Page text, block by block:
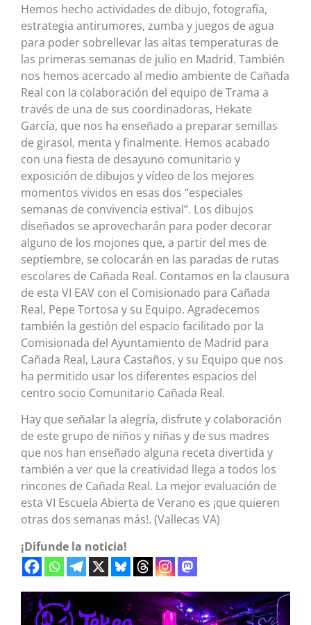
Hemos hecho actividades de dibujo, fotografía,
estrategia antirumores, zumba y juegos de agua
para poder sobrellevar las altas temperaturas de
las primeras semanas de julio en Madrid. También
nos hemos acercado al medio ambiente de Cañada
Real con la colaboración del equipo de Trama a
través de una de sus coordinadoras, Hekate
García, que nos ha enseñado a preparar semillas
de girasol, menta y finalmente. Hemos acabado
con una fiesta de desayuno comunitario y
exposición de dibujos y vídeo de los mejores
momentos vividos en esas dos “especiales
semanas de convivencia estival”. Los dibujos
diseñados se aprovecharán para poder decorar
alguno de los mojones que, a partir del mes de
septiembre, se colocarán en las paradas de rutas
escolares de Cañada Real. Contamos en la clausura
de esta VI EAV con el Comisionado para Cañada
Real, Pepe Tortosa y su Equipo. Agradecemos
también la gestión del espacio facilitado por la
Comisionada del Ayuntamiento de Madrid para
Cañada Real, Laura Castaños, y su Equipo que nos
ha permitido usar los diferentes espacios del
centro socio Comunitario Cañada Real.
Hay que señalar la alegría, disfrute y colaboración
de este grupo de niños y niñas y de sus madres
que nos han enseñado alguna receta divertida y
también a ver que la creatividad llega a todos los
rincones de Cañada Real. La mejor evaluación de
esta VI Escuela Abierta de Verano es ¡que quieren
otras dos semanas más!. (Vallecas VA)
¡Difunde la noticia!